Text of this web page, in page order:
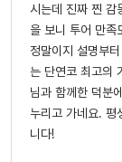
시는데 진짜 찐 감
을 보니 투어 만족
정말이지 설명부
는 단연코 최고의
님과 함께한 덕분
누리고 가네요. 평
니다!